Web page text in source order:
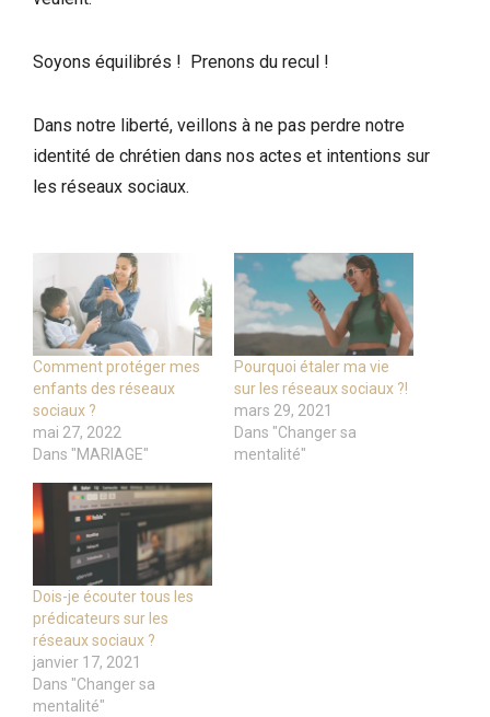
Soyons équilibrés ! Prenons du recul !
Dans notre liberté, veillons à ne pas perdre notre
identité de chrétien dans nos actes et intentions sur
les réseaux sociaux.
Comment protéger mes
enfants des réseaux
sociaux ?
mai 27, 2022
Dans "MARIAGE"
Pourquoi étaler ma vie
sur les réseaux sociaux ?!
mars 29, 2021
Dans "Changer sa
mentalité"
Dois-je écouter tous les
prédicateurs sur les
réseaux sociaux ?
janvier 17, 2021
Dans "Changer sa
mentalité"